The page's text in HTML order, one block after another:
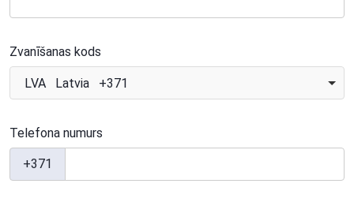
Zvanīšanas kods
LVA Latvia +371
Telefona numurs
+371